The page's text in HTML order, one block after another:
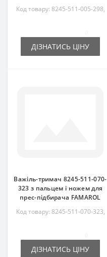
Код товару: 8245-511-005-298,
ДІЗНАТИСЬ ЦІНУ
Важіль-тримач 8245-511-070-
323 з пальцем і ножем для
прес-підбирача FAMAROL
Код товару: 8245-511-070-323,
ДІЗНАТИСЬ ЦІНУ